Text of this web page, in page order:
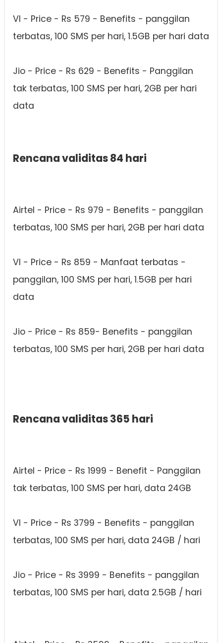
VI - Price - Rs 579 - Benefits - panggilan
terbatas, 100 SMS per hari, 1.5GB per hari data
Jio - Price - Rs 629 - Benefits - Panggilan
tak terbatas, 100 SMS per hari, 2GB per hari
data
Rencana validitas 84 hari
Airtel - Price - Rs 979 - Benefits - panggilan
terbatas, 100 SMS per hari, 2GB per hari data
VI - Price - Rs 859 - Manfaat terbatas -
panggilan, 100 SMS per hari, 1.5GB per hari
data
Jio - Price - Rs 859- Benefits - panggilan
terbatas, 100 SMS per hari, 2GB per hari data
Rencana validitas 365 hari
Airtel - Price - Rs 1999 - Benefit - Panggilan
tak terbatas, 100 SMS per hari, data 24GB
VI - Price - Rs 3799 - Benefits - panggilan
terbatas, 100 SMS per hari, data 24GB / hari
Jio - Price - Rs 3999 - Benefits - panggilan
terbatas, 100 SMS per hari, data 2.5GB / hari